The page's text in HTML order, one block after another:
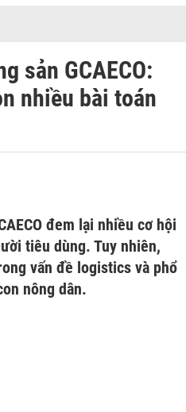
sản GCAECO:
nhiều bài toán
đem lại nhiều cơ hội
tiêu dùng. Tuy nhiên,
vấn đề logistics và phổ
nông dân.